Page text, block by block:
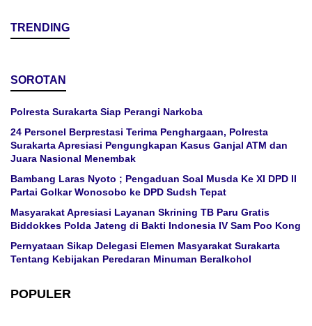
TRENDING
SOROTAN
Polresta Surakarta Siap Perangi Narkoba
24 Personel Berprestasi Terima Penghargaan, Polresta
Surakarta Apresiasi Pengungkapan Kasus Ganjal ATM dan
Juara Nasional Menembak
Bambang Laras Nyoto ; Pengaduan Soal Musda Ke XI DPD II
Partai Golkar Wonosobo ke DPD Sudsh Tepat
Masyarakat Apresiasi Layanan Skrining TB Paru Gratis
Biddokkes Polda Jateng di Bakti Indonesia IV Sam Poo Kong
Pernyataan Sikap Delegasi Elemen Masyarakat Surakarta
Tentang Kebijakan Peredaran Minuman Beralkohol
POPULER